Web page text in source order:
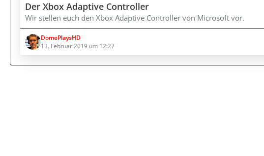
Der Xbox Adaptive Controller
Wir stellen euch den Xbox Adaptive Controller von Microsoft vor.
DomePlaysHD
13. Februar 2019 um 12:27